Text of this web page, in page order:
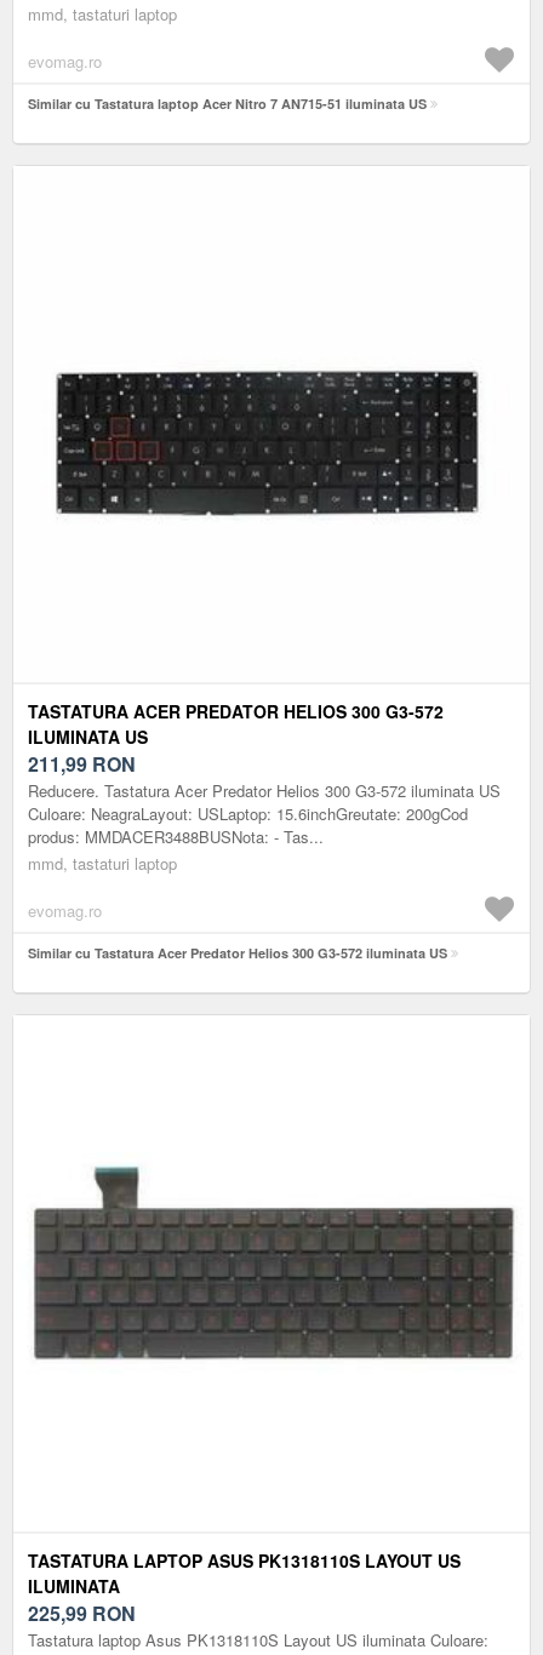
mmd, tastaturi laptop
evomag.ro
Similar cu Tastatura laptop Acer Nitro 7 AN715-51 iluminata US
TASTATURA ACER PREDATOR HELIOS 300 G3-572
ILUMINATA US
211,99 RON
Reducere. Tastatura Acer Predator Helios 300 G3-572 iluminata US
Culoare: NeagraLayout: USLaptop: 15.6inchGreutate: 200gCod
produs: MMDACER3488BUSNota: - Tas...
mmd, tastaturi laptop
evomag.ro
Similar cu Tastatura Acer Predator Helios 300 G3-572 iluminata US
TASTATURA LAPTOP ASUS PK1318110S LAYOUT US
ILUMINATA
225,99 RON
Tastatura laptop Asus PK1318110S Layout US iluminata Culoare: